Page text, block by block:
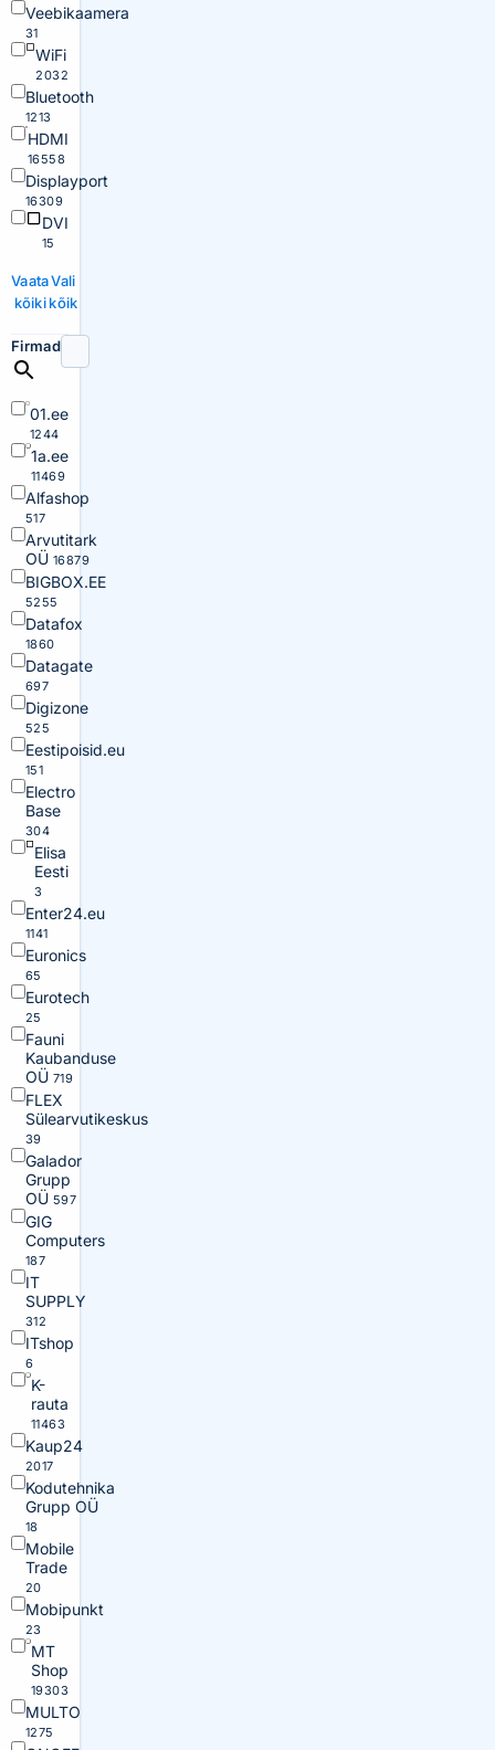
Veebikaamera
31
WiFi
2032
Bluetooth
1213
HDMI
16558
Displayport
16309
DVI
15
Vaata
kõiki
Vali
kõik
Firmad
01.ee
1244
1a.ee
11469
Alfashop
517
Arvutitark
OÜ 16879
BIGBOX.EE
5255
Datafox
1860
Datagate
697
Digizone
525
Eestipoisid.eu
151
Electro
Base
304
Elisa
Eesti
3
Enter24.eu
1141
Euronics
65
Eurotech
25
Fauni
Kaubanduse
OÜ 719
FLEX
Sülearvutikeskus
39
Galador
Grupp
OÜ 597
GIG
Computers
187
IT
SUPPLY
312
ITshop
6
K-
rauta
11463
Kaup24
2017
Kodutehnika
Grupp OÜ
18
Mobile
Trade
20
Mobipunkt
23
MT
Shop
19303
MULTO
1275